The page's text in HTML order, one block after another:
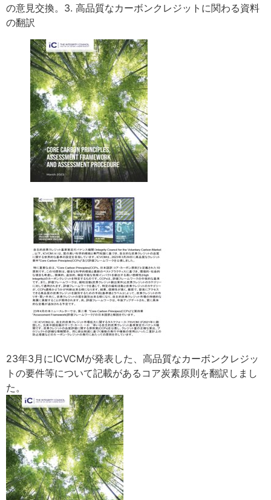
の意見交換。​3. 高品質なカーボンクレジットに関わる資料
の翻訳
23年3月にICVCMが発表した、高品質なカーボンクレジッ
トの要件等について記載があるコア炭素原則を翻訳しまし
た。​